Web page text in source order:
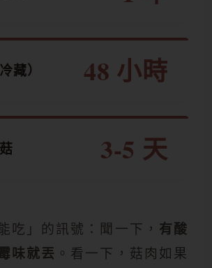
48 小時
藏）
3-5 天
吃」的訊號：聞一下， 有酸
味就丟 。看一下，菇肉如果